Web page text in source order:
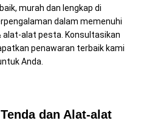
murah dan lengkap di
dalam memenuhi
alat-alat pesta. Konsultasikan
penawaran terbaik kami
Anda.
dan Alat-alat